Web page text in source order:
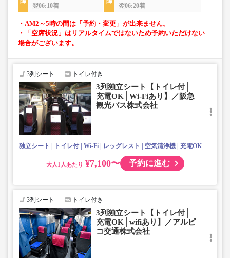
翌06:10着
翌06:20着
・AM2～5時の間は「予約・変更」が出来ません。
・「空席状況」はリアルタイムではないため予約いただけない
場合がございます。
3列シート トイレ付き
3列独立シート【トイレ付│
充電OK│Wi-Fiあり】／阪急
観光バス株式会社
独立シート トイレ付 Wi-Fi レッグレスト 空気清浄機 充電OK
大人 ¥7,100〜 予約に進む
3列シート トイレ付き
3列独立シート【トイレ付│
充電OK│wifiあり】／アルピ
コ交通株式会社